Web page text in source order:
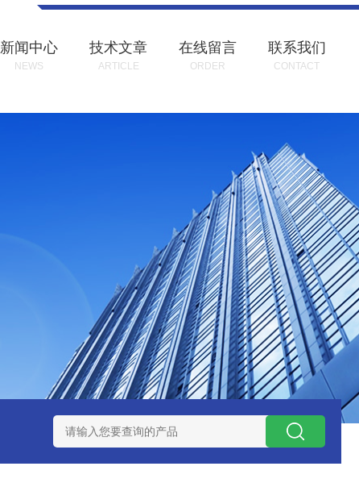
新闻中心
NEWS
技术文章
ARTICLE
在线留言
ORDER
联系我们
CONTACT
325循环水自清洗刷式过滤器 5芯10英寸烧结金属钛棒过